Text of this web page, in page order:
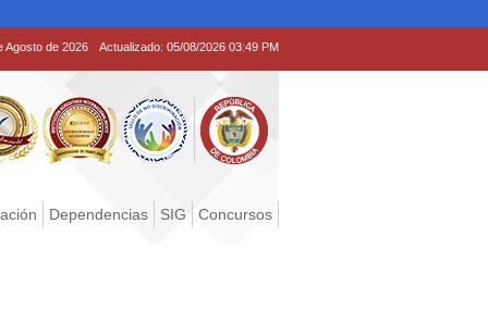
Actualizado: 05/08/2026 03:49 PM
Agosto de 2026
Dependencias SIG Concursos